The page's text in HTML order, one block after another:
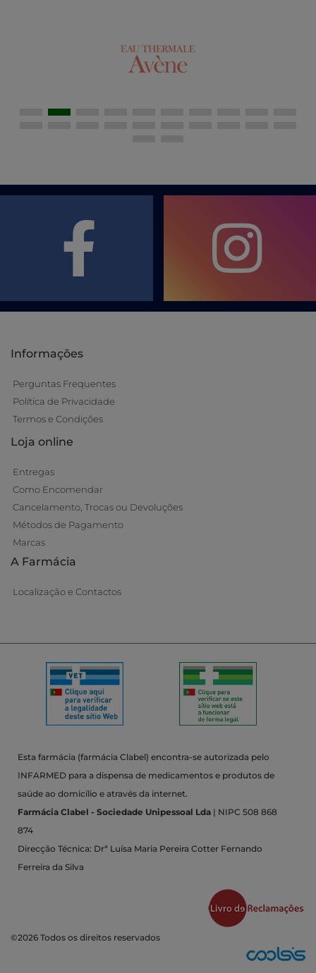
Informações
Perguntas Frequentes
Política de Privacidade
Termos e Condições
Loja online
Entregas
Como Encomendar
Cancelamento, Trocas ou Devoluções
Métodos de Pagamento
Marcas
A Farmácia
Localização e Contactos
Esta farmácia (farmácia Clabel) encontra-se autorizada pelo
INFARMED para a dispensa de medicamentos e produtos de
saúde ao domicílio e através da internet.
Farmácia Clabel - Sociedade Unipessoal Lda | NIPC 508 868
874
Direcção Técnica: Drª Luísa Maria Pereira Cotter Fernando
Ferreira da Silva
©2026 Todos os direitos reservados